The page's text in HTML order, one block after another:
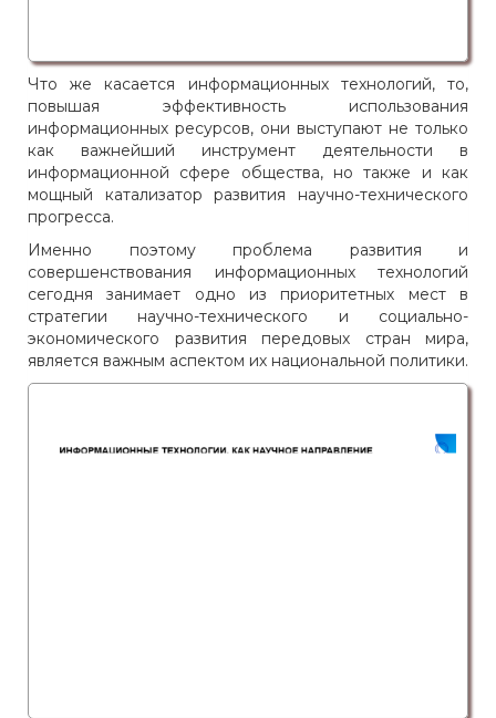
Что же касается информационных технологий, то,
повышая эффективность использования
информационных ресурсов, они выступают не только
как важнейший инструмент деятельности в
информационной сфере общества, но также и как
мощный катализатор развития научно-технического
прогресса.
Именно поэтому проблема развития и
совершенствования информационных технологий
сегодня занимает одно из приоритетных мест в
стратегии научно-технического и социально-
экономического развития передовых стран мира,
является важным аспектом их национальной политики.